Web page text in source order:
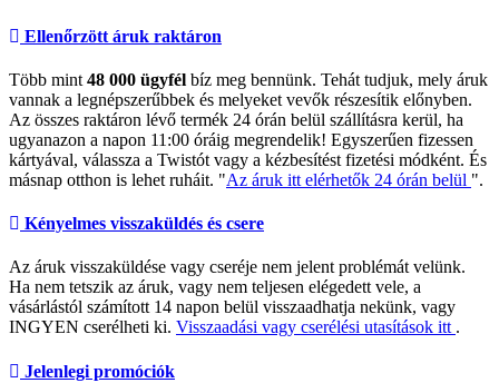
Ellenőrzött áruk raktáron
Több mint 48 000 ügyfél bíz meg bennünk. Tehát tudjuk, mely áruk
vannak a legnépszerűbbek és melyeket vevők részesítik előnyben.
Az összes raktáron lévő termék 24 órán belül szállításra kerül, ha
ugyanazon a napon 11:00 óráig megrendelik! Egyszerűen fizessen
kártyával, válassza a Twistót vagy a kézbesítést fizetési módként. És
másnap otthon is lehet ruháit. "Az áruk itt elérhetők 24 órán belül ".
Kényelmes visszaküldés és csere
Az áruk visszaküldése vagy cseréje nem jelent problémát velünk.
Ha nem tetszik az áruk, vagy nem teljesen elégedett vele, a
vásárlástól számított 14 napon belül visszaadhatja nekünk, vagy
INGYEN cserélheti ki. Visszaadási vagy cserélési utasítások itt .
Jelenlegi promóciók